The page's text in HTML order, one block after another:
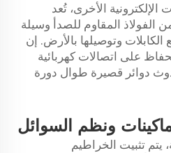
الأخرى، تُعد
الفولاذ المقاوم للصدأ وسيلة
الكابلات وتوصيلها بالأرض. إن
على اتصالات كهربائية
دوائر قصيرة طوال دورة
ونظم السوائل
يتم تثبيت الخراطيم